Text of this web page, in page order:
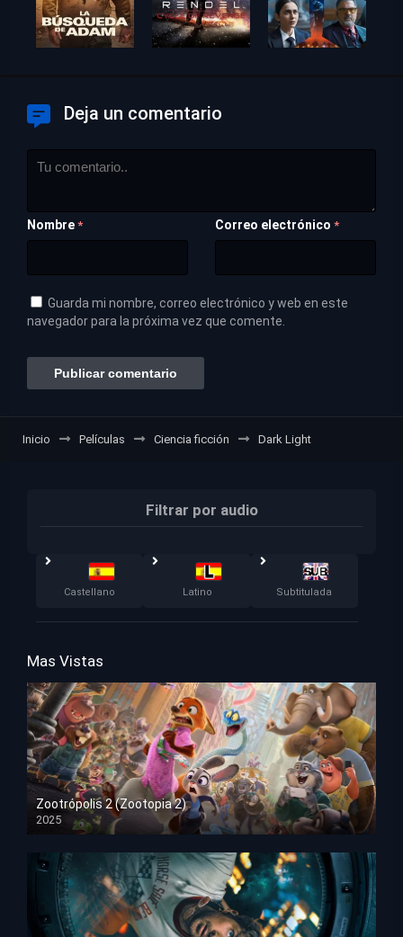
Deja un comentario
Nombre * Correo electrónico *
Guarda mi nombre, correo electrónico y web en este
navegador para la próxima vez que comente.
Inicio Películas Ciencia ficción Dark Light
Filtrar por audio
Castellano Latino Subtitulada
Mas Vistas
Zootrópolis 2 (Zootopia 2)
2025
HD 1080p